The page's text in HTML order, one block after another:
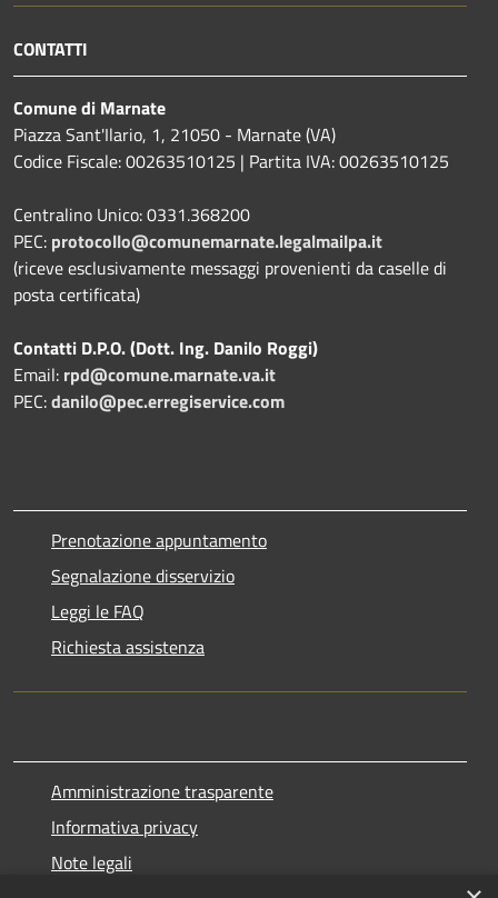
CONTATTI
Comune di Marnate
Piazza Sant'Ilario, 1, 21050 - Marnate (VA)
Codice Fiscale: 00263510125 | Partita IVA: 00263510125
Centralino Unico: 0331.368200
PEC: protocollo@comunemarnate.legalmailpa.it
(riceve esclusivamente messaggi provenienti da caselle di
posta certificata)
Contatti D.P.O. (Dott. Ing. Danilo Roggi)
Email: rpd@comune.marnate.va.it
PEC:danilo@pec.erregiservice.com
Prenotazione appuntamento
Segnalazione disservizio
Leggi le FAQ
Richiesta assistenza
Amministrazione trasparente
Informativa privacy
Note legali